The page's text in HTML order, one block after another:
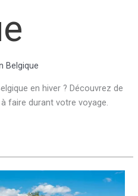
Belgique
en hiver ? Découvrez de
faire durant votre voyage.